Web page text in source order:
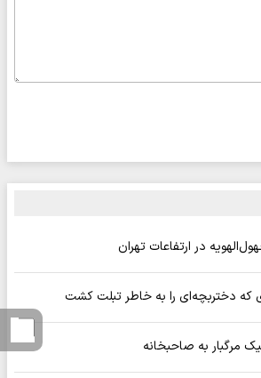
در ارتفاعات تهران
دختربچه‌ای را به خاطر تبلت کشت
مرگبار به صاحبخانه